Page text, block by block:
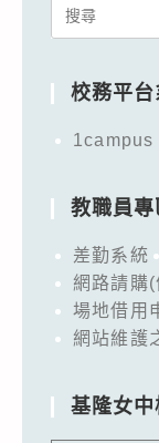
Search
校務平台
1campus
教職員專
差勤系統
網路請購(
場地借用
網站維護
基隆女